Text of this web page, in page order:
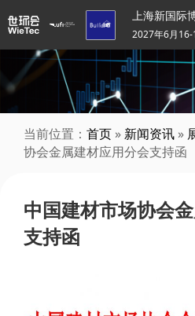
上海新国际
2027年6月16-
当前位置： 首页 » 新闻资讯 »
协会金属建材应用分会支持函
中国建材市场协会
支持函